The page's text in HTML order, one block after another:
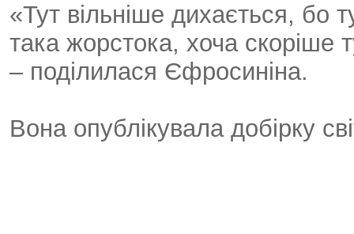
«Тут вільніше дихається, бо
така жорстока, хоча скоріше
– поділилася Єфросиніна.
Вона опублікувала добірку